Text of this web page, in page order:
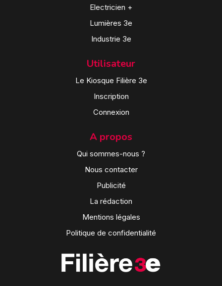
Electricien +
Lumières 3e
Industrie 3e
Utilisateur
Le Kiosque Filière 3e
Inscription
Connexion
A propos
Qui sommes-nous ?
Nous contacter
Publicité
La rédaction
Mentions légales
Politique de confidentialité